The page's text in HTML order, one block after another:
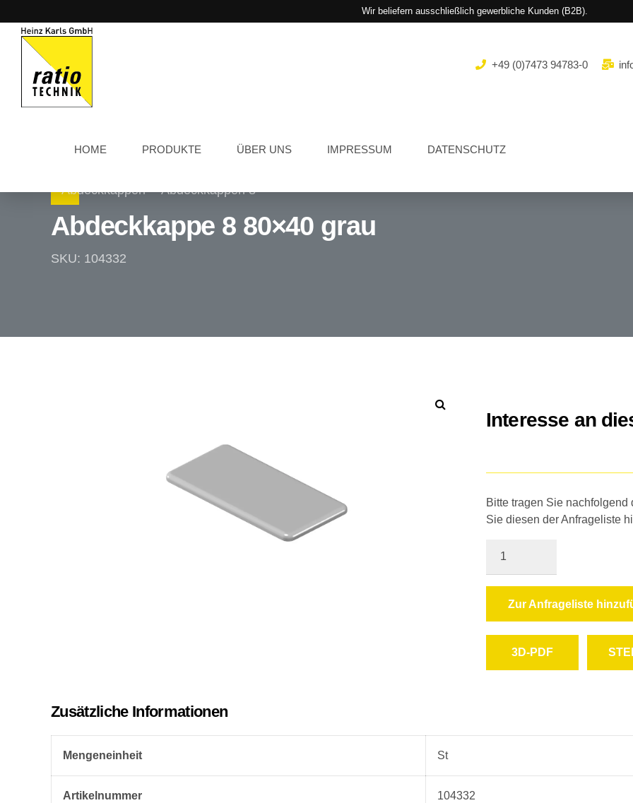
Wir beliefern ausschließlich gewerbliche Kunden (B2B).
+49 (0)7473 94783-0
HOME PRODUKTE ÜBER UNS IMPRESSUM DATENSCHUTZ
Abdeckkappen Abdeckkappen 8
Abdeckkappe 8 80×40 grau
SKU: 104332
Interesse an
Bitte tragen Sie
Sie diesen der Anfrageliste
Zur Anfrageliste
3D-PDF
Zusätzliche Informationen
Mengeneinheit St
Artikelnummer 104332